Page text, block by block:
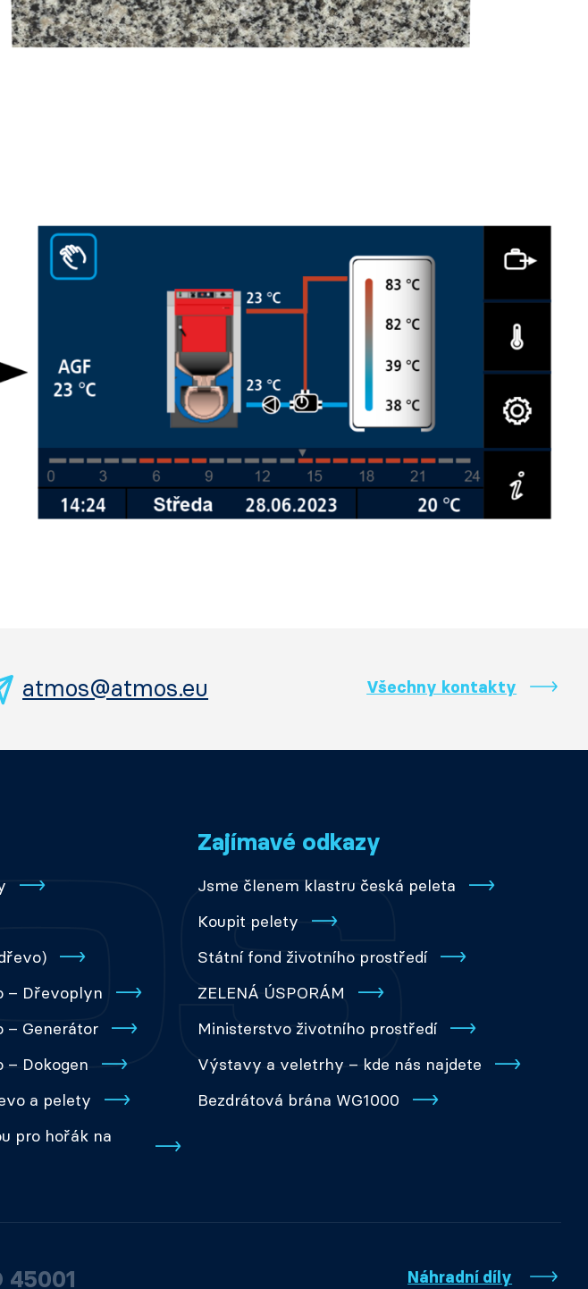
atmos@atmos.eu Všechny kontakty
– Dřevoplyn
– Generátor
Dokogen
a pelety
pro hořák na
Zajímavé odkazy
Jsme členem klastru česká peleta
Koupit pelety
Státní fond životního prostředí
ZELENÁ ÚSPORÁM
Ministerstvo životního prostředí
Výstavy a veletrhy – kde nás najdete
Bezdrátová brána WG1000
45001 Náhradní díly